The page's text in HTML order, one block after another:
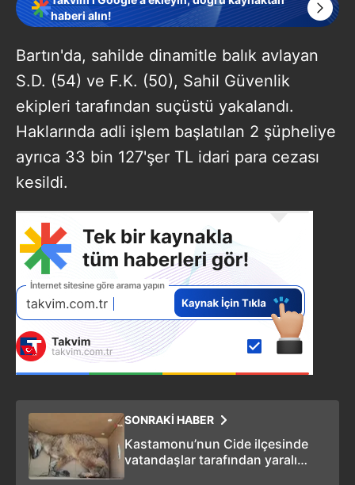
haberi alın!
Bartın'da, sahilde dinamitle balık avlayan
S.D. (54) ve F.K. (50), Sahil Güvenlik
ekipleri tarafından suçüstü yakalandı.
Haklarında adli işlem başlatılan 2 şüpheliye
ayrıca 33 bin 127'şer TL idari para cezası
kesildi.
SONRAKİ HABER
Kastamonu’nun Cide ilçesinde
vatandaşlar tarafından yaralı